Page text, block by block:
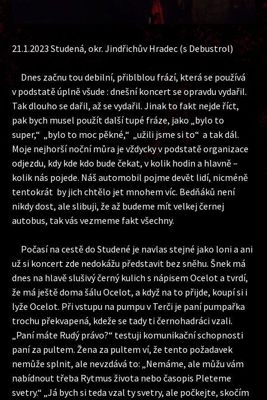
21.1.2023 Studená, okr. Jindřichův Hradec (s Debustrol)
Dnes začnu tou debilní, přiblblou frází, která se používá
v podstatě úplně všude : dnešní koncert se opravdu vydařil.
Tak dlouho se dařil, až se vydařil. Jinak to fakt nejde říct,
pak bych musel použít další tupé fráze, jako „bylo to
super,“ „bylo to moc pěkné,“ „užili jsme si to“ a tak dál.
Moje nejhorší noční můra je vždycky v podstatě organizace
odjezdu, kdy kde kdo bude čekat, v kolik hodin a hlavně –
kolik nás pojede. Náš automobil pojme devět lidí, nicméně
tentokrát by jich chtělo jet mnohem víc. Bedňáků není
nikdy dost, ale slibuji, že až budeme mít velkej černej
autobus, tak vás vezmeme fakt všechny.
Počasí na cestě do Studené je navlas stejné jako loni a ani
už si koncert zde nedokážu představit bez sněhu. Šnek má
dnes na hlavě slušivý černý kulich s nápisem Ocelot a tvrdí,
že má ještě doma šálu Ocelot, a když na to přijde, koupí si i
lyže Ocelot. Při vstupu na pumpu v Terči je paní pumpařka
trochu překvapená, kdeže se tady ti černohadráci vzali.
„Paní máte Rudý právo?“ testuji komunikační schopnosti
paní za pultem. Žena za pultem ví, že tento požadavek
nemůže splnit, ale nevzdává to: „Nemáme, ale můžu vám
nabídnout třeba Rytmus života nebo časopis Pleteme
svetry.“ „Já bych si teda vzal ty svetry, ale počkejte, skočím